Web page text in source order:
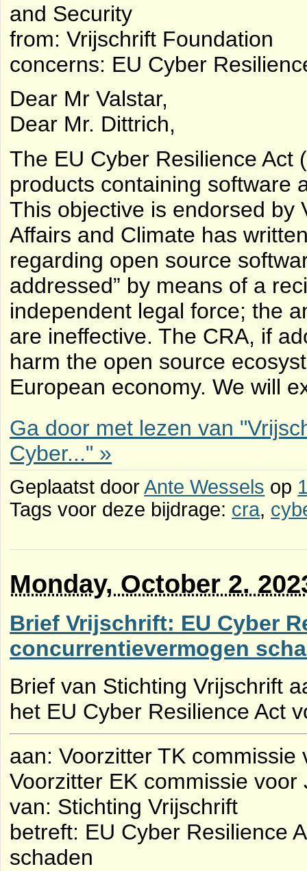
and Security
from: Vrijschrift Foundation
concerns: EU Cyber
Dear Mr Valstar,
Dear Mr. Dittrich,
The EU Cyber ​​Resilience Act
products containing software
This objective is endorsed by
Affairs and Climate has
regarding open source
addressed” by means of a
independent legal force; the
are ineffective. The CRA, if
harm the open source
European economy. We will
Ga door met lezen van
Cyber..." »
Geplaatst doorAnte Wessels op
Tags voor deze bijdrage: cra,
Monday, October 2.
Brief Vrijschrift: EU Cyber
concurrentievermogen
Brief van Stichting Vrijschrift
het EU Cyber Resilience Act
aan: Voorzitter TK commissie
Voorzitter EK commissie voor
van: Stichting Vrijschrift
betreft: EU Cyber Resilience
schaden